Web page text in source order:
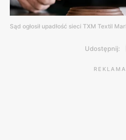
Sąd ogłosił upadłość sieci TXM Textil
Udostępnij:
REKLAMA